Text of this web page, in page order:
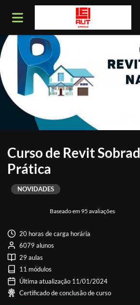
Curso de Revit
Prática
Baseado em 95 avaliações
NOVIDADES
20 horas de carga horária
6079 alunos
29 aulas
11 módulos
Última atualização 11/01/2024
Certificado de conclusão de curso